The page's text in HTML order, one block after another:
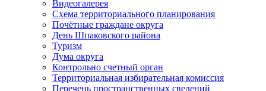
Видеогалерея
Схема территориального планирования
Почётные граждане округа
День Шпаковского района
Туризм
Дума округа
Контрольно счетный орган
Территориальная избирательная комиссия
Перечень пространственных сведений